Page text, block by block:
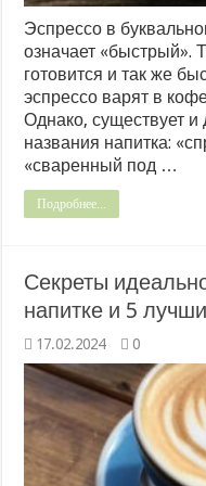
Эспрессо в
означает «быстрый».
готовится и так же
эспрессо варят в
Однако, существует и
названия напитка:
«сваренный под …
Подробнее...
Секреты
напитке и 5
17.02.2024 0